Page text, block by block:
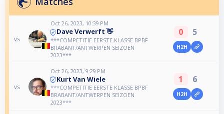
vs
Oct 26, 2023, 10:39 PM
Dave Verwerft 👋
***COMPETITIE EERSTE KLASSE BPBF
BRABANT/ANTWERPEN SEIZOEN
2023***
0 5
H2H
vs
Oct 26, 2023, 9:29 PM
Kurt Van Wiele
***COMPETITIE EERSTE KLASSE BPBF
BRABANT/ANTWERPEN SEIZOEN
2023***
1 6
H2H